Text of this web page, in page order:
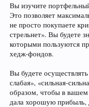
Вы изучите
Это позволяет
не просто покупаете
стрельнет». Вы будете
которыми пользуются
хедж-фондов.
Вы будете
слабая», «сильная-
образом, чтобы в
дала хорошую прибыль,